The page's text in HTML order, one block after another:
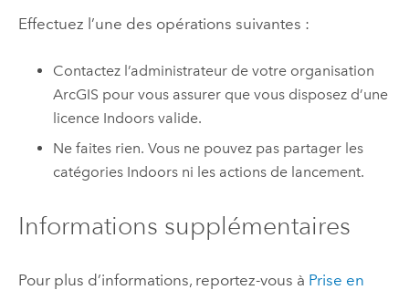
Effectuez l’une des opérations suivantes :
Contactez l’administrateur de votre organisation
ArcGIS pour vous assurer que vous disposez d’une
licence Indoors valide.
Ne faites rien. Vous ne pouvez pas partager les
catégories Indoors ni les actions de lancement.
Informations supplémentaires
Pour plus d’informations, reportez-vous à Prise en